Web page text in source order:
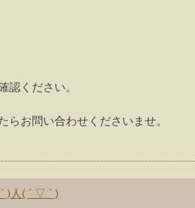
認ください。
らお問い合わせくださいませ。
)人( ´ ▽ ` )